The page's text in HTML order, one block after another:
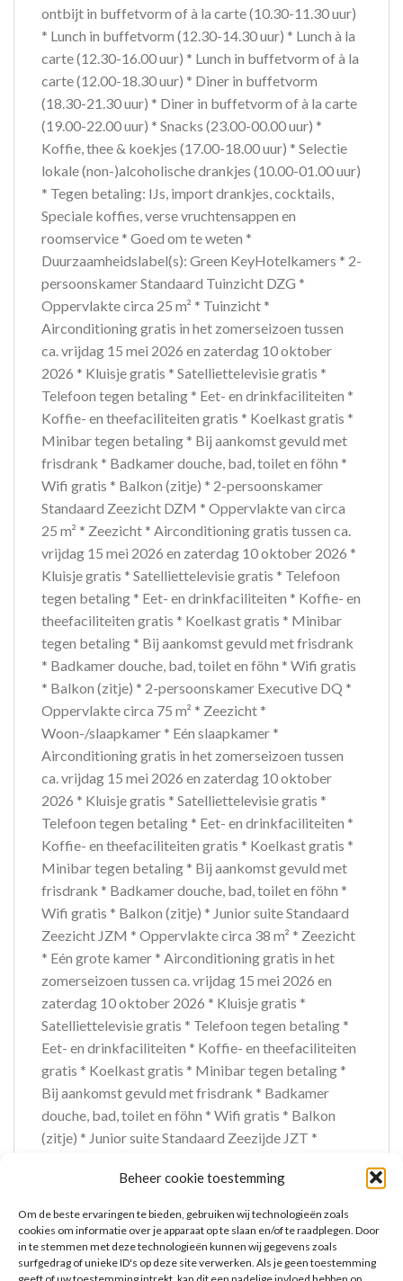
Beheer cookie toestemming
Om de beste ervaringen te bieden, gebruiken wij technologieën zoals
cookies om informatie over je apparaat op te slaan en/of te raadplegen. Door
in te stemmen met deze technologieën kunnen wij gegevens zoals
surfgedrag of unieke ID's op deze site verwerken. Als je geen toestemming
geeft of uw toestemming intrekt, kan dit een nadelige invloed hebben op
ontbijt in buffetvorm of à la carte (10.30-11.30 uur)
* Lunch in buffetvorm (12.30-14.30 uur) * Lunch à la
carte (12.30-16.00 uur) * Lunch in buffetvorm of à la
carte (12.00-18.30 uur) * Diner in buffetvorm
(18.30-21.30 uur) * Diner in buffetvorm of à la carte
(19.00-22.00 uur) * Snacks (23.00-00.00 uur) *
Koffie, thee & koekjes (17.00-18.00 uur) * Selectie
lokale (non-)alcoholische drankjes (10.00-01.00 uur)
* Tegen betaling: IJs, import drankjes, cocktails,
Speciale koffies, verse vruchtensappen en
roomservice * Goed om te weten *
Duurzaamheidslabel(s): Green KeyHotelkamers * 2-
persoonskamer Standaard Tuinzicht DZG *
Oppervlakte circa 25 m² * Tuinzicht *
Airconditioning gratis in het zomerseizoen tussen
ca. vrijdag 15 mei 2026 en zaterdag 10 oktober
2026 * Kluisje gratis * Satelliettelevisie gratis *
Telefoon tegen betaling * Eet- en drinkfaciliteiten *
Koffie- en theefaciliteiten gratis * Koelkast gratis *
Minibar tegen betaling * Bij aankomst gevuld met
frisdrank * Badkamer douche, bad, toilet en föhn *
Wifi gratis * Balkon (zitje) * 2-persoonskamer
Standaard Zeezicht DZM * Oppervlakte van circa
25 m² * Zeezicht * Airconditioning gratis tussen ca.
vrijdag 15 mei 2026 en zaterdag 10 oktober 2026 *
Kluisje gratis * Satelliettelevisie gratis * Telefoon
tegen betaling * Eet- en drinkfaciliteiten * Koffie- en
theefaciliteiten gratis * Koelkast gratis * Minibar
tegen betaling * Bij aankomst gevuld met frisdrank
* Badkamer douche, bad, toilet en föhn * Wifi gratis
* Balkon (zitje) * 2-persoonskamer Executive DQ *
Oppervlakte circa 75 m² * Zeezicht *
Woon-/slaapkamer * Eén slaapkamer *
Airconditioning gratis in het zomerseizoen tussen
ca. vrijdag 15 mei 2026 en zaterdag 10 oktober
2026 * Kluisje gratis * Satelliettelevisie gratis *
Telefoon tegen betaling * Eet- en drinkfaciliteiten *
Koffie- en theefaciliteiten gratis * Koelkast gratis *
Minibar tegen betaling * Bij aankomst gevuld met
frisdrank * Badkamer douche, bad, toilet en föhn *
Wifi gratis * Balkon (zitje) * Junior suite Standaard
Zeezicht JZM * Oppervlakte circa 38 m² * Zeezicht
* Eén grote kamer * Airconditioning gratis in het
zomerseizoen tussen ca. vrijdag 15 mei 2026 en
zaterdag 10 oktober 2026 * Kluisje gratis *
Satelliettelevisie gratis * Telefoon tegen betaling *
Eet- en drinkfaciliteiten * Koffie- en theefaciliteiten
gratis * Koelkast gratis * Minibar tegen betaling *
Bij aankomst gevuld met frisdrank * Badkamer
douche, bad, toilet en föhn * Wifi gratis * Balkon
(zitje) * Junior suite Standaard Zeezijde JZT *
grote kamer * Airconditioning gratis tussen ca.
Kluisje gratis * Satelliettelevisie gratis * Telefoon
tegen betaling * Eet- en drinkfaciliteiten * Koffie- en
theefaciliteiten gratis * Koelkast gratis * Minibar